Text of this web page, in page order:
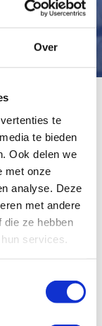
Over
te
te bieden
Ook delen we
met onze
analyse. Deze
met andere
die ze hebben
services.